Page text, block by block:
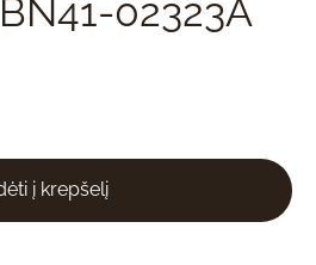
02323A
į krepšelį